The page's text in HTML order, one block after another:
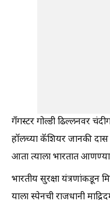
गँगस्टर गोल्डी ढिल्लनवर
हॉलच्या कॅशियर जानकी
आता त्याला भारतात
भारतीय सुरक्षा यंत्रणांकडून
याला स्पेनची राजधानी